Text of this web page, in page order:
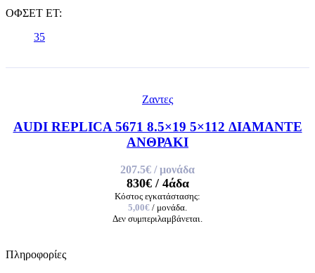
ΟΦΣΕΤ ET:
35
Ζαντες
AUDI REPLICA 5671 8.5×19 5×112 ΔΙΑΜΑΝΤΕ
ΑΝΘΡΑΚΙ
207.5€ / μονάδα
830€/ 4άδα
Κόστος εγκατάστασης:
5,00€ / μονάδα.
Δεν συμπεριλαμβάνεται.
Πληροφορίες